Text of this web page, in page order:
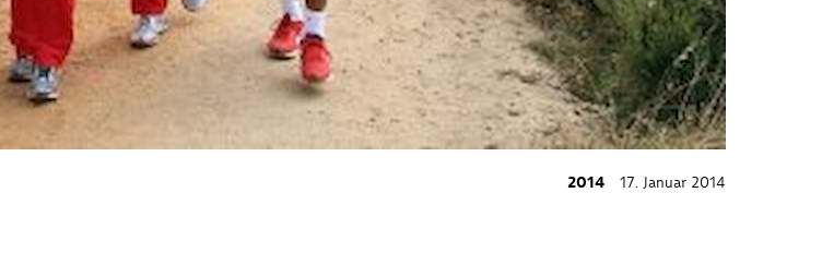
2014 17. Januar 2014